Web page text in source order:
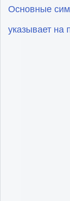
Основные
указывает на